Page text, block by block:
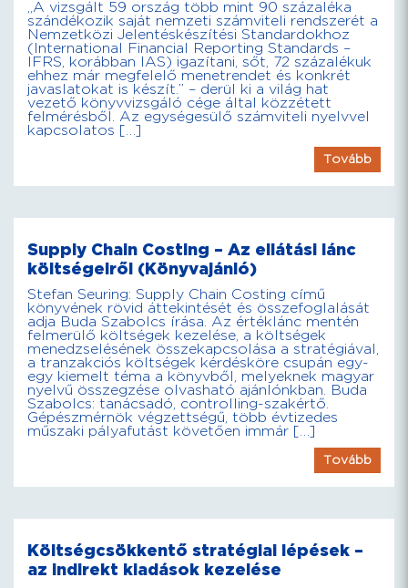
„A vizsgált 59 ország több mint 90 százaléka
szándékozik saját nemzeti számviteli rendszerét a
Nemzetközi Jelentéskészítési Standardokhoz
(International Financial Reporting Standards –
IFRS, korábban IAS) igazítani, sőt, 72 százalékuk
ehhez már megfelelő menetrendet és konkrét
javaslatokat is készít.” – derül ki a világ hat
vezető könyvvizsgáló cége által közzétett
felmérésből. Az egységesülő számviteli nyelvvel
kapcsolatos […]
Tovább
Supply Chain Costing – Az ellátási lánc
költségeiről (Könyvajánló)
Stefan Seuring: Supply Chain Costing című
könyvének rövid áttekintését és összefoglalását
adja Buda Szabolcs írása. Az értéklánc mentén
felmerülő költségek kezelése, a költségek
menedzselésének összekapcsolása a stratégiával,
a tranzakciós költségek kérdésköre csupán egy-
egy kiemelt téma a könyvből, melyeknek magyar
nyelvű összegzése olvasható ajánlónkban. Buda
Szabolcs: tanácsadó, controlling-szakértő.
Gépészmérnök végzettségű, több évtizedes
műszaki pályafutást követően immár […]
Tovább
Költségcsökkentő stratégiai lépések –
az indirekt kiadások kezelése